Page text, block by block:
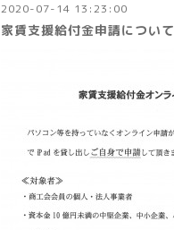
2020-07-14 13:23:00
家賃支援給付金申請について